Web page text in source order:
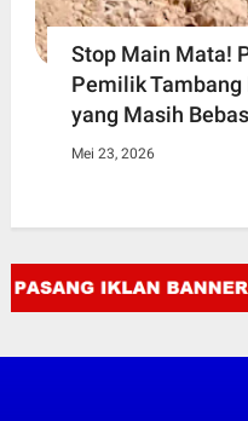
Stop Main Mata!
Pemilik
yang Masih
Mei 23, 2026